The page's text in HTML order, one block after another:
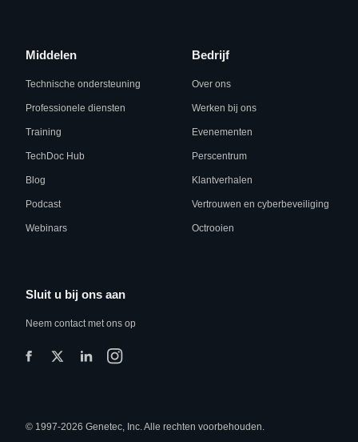
Middelen
Technische ondersteuning
Professionele diensten
Training
TechDoc Hub
Blog
Podcast
Webinars
Bedrijf
Over ons
Werken bij ons
Evenementen
Perscentrum
Klantverhalen
Vertrouwen en cyberbeveiliging
Octrooien
Sluit u bij ons aan
Neem contact met ons op
© 1997-2026 Genetec, Inc. Alle rechten voorbehouden.